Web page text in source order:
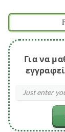
Για να